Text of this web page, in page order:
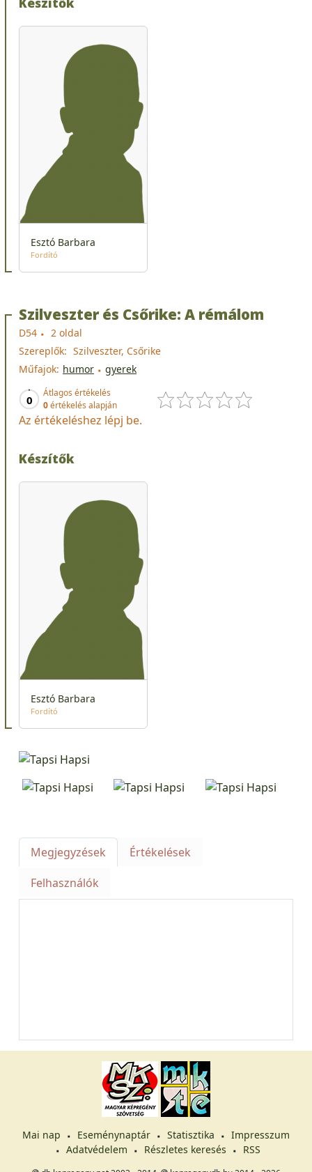
Esztó Barbara
Fordító
Szilveszter és Csőrike: A rémálom
D54
2 oldal
Szereplők: Szilveszter, Csőrike
Műfajok: humor gyerek
0
Átlagos értékelés
0értékelés alapján
Az értékeléshez lépj be.
Készítők
Esztó Barbara
Fordító
Megjegyzések
Értékelések
Felhasználók
Mai nap Eseménynaptár Statisztika
Impresszum
Adatvédelem
Részletes keresés RSS